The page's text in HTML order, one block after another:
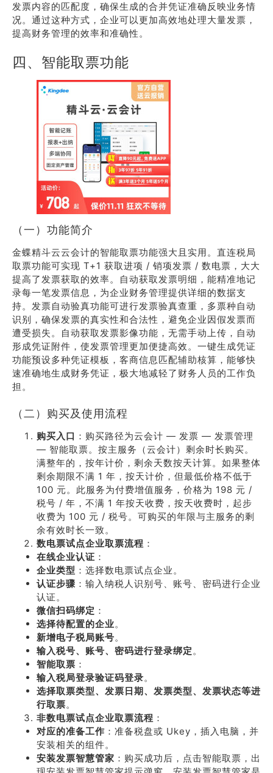
发票内容的匹配度，确保生成的合并凭证准确反映业务情
况。通过这种方式，企业可以更加高效地处理大量发票，
提高财务管理的效率和准确性。
四、智能取票功能
（一）功能简介
金蝶精斗云云会计的智能取票功能强大且实用。直连税局
取票功能可实现 T+1 获取进项 / 销项发票 / 数电票，大大
提高了发票获取的效率。自动获取发票明细，能精准地记
录每一笔发票信息，为企业财务管理提供详细的数据支
持。发票自动验真功能可进行发票验真查重，多票种自动
识别，确保发票的真实性和合法性，避免企业因假发票而
遭受损失。自动获取发票影像功能，无需手动上传，自动
形成凭证附件，使发票管理更加便捷高效。一键生成凭证
功能预设多种凭证模板，客商信息匹配辅助核算，能够快
速准确地生成财务凭证，极大地减轻了财务人员的工作负
担。
（二）购买及使用流程
购买入口 ：购买路径为云会计 — 发票 — 发票管理
— 智能取票。按主服务（云会计）剩余时长购买。
满整年的，按年计价，剩余天数按天计算。如果整体
剩余期限不满 1 年，按天计价，但最低价格不低于
100 元。此服务为付费增值服务，价格为 198 元 /
税号 / 年，不满 1 年按天收费，按天收费时，起步
收费为 100 元 / 税号。可购买的年限与主服务的剩
余有效时长一致。
数电票试点企业取票流程 ：
在线企业认证 ：
企业类型 ：选择数电票试点企业。
认证步骤 ：输入纳税人识别号、账号、密码进行企业
认证。
微信扫码绑定 ：
选择待配置的企业。
新增电子税局账号。
输入税号、账号、密码进行登录绑定。
智能取票 ：
输入税局登录验证码登录。
选择取票类型、发票日期、发票类型、发票状态等进
行取票。
非数电票试点企业取票流程 ：
对应的准备工作 ：准备税盘或 Ukey，插入电脑，并
安装相关的组件。
安装发票智慧管家 ：购买成功后，点击智能取票，出